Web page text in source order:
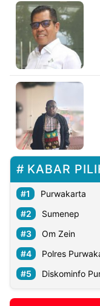
Kabarbaru.co
2026
PT.
Kabarbaru
Media
HoldingKABAR
Purwakarta
Sumenep
Om Zein
Polres
Diskominfo